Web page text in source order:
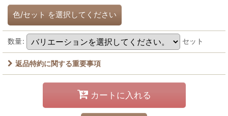
色/セット を選択してください
数量: セット
返品特約に関する重要事項
カートに入れる